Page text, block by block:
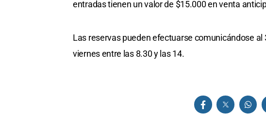
entradas tienen un valor de $15.000 en venta
Las reservas pueden efectuarse comunicándose al
viernes entre las 8.30 y las 14.